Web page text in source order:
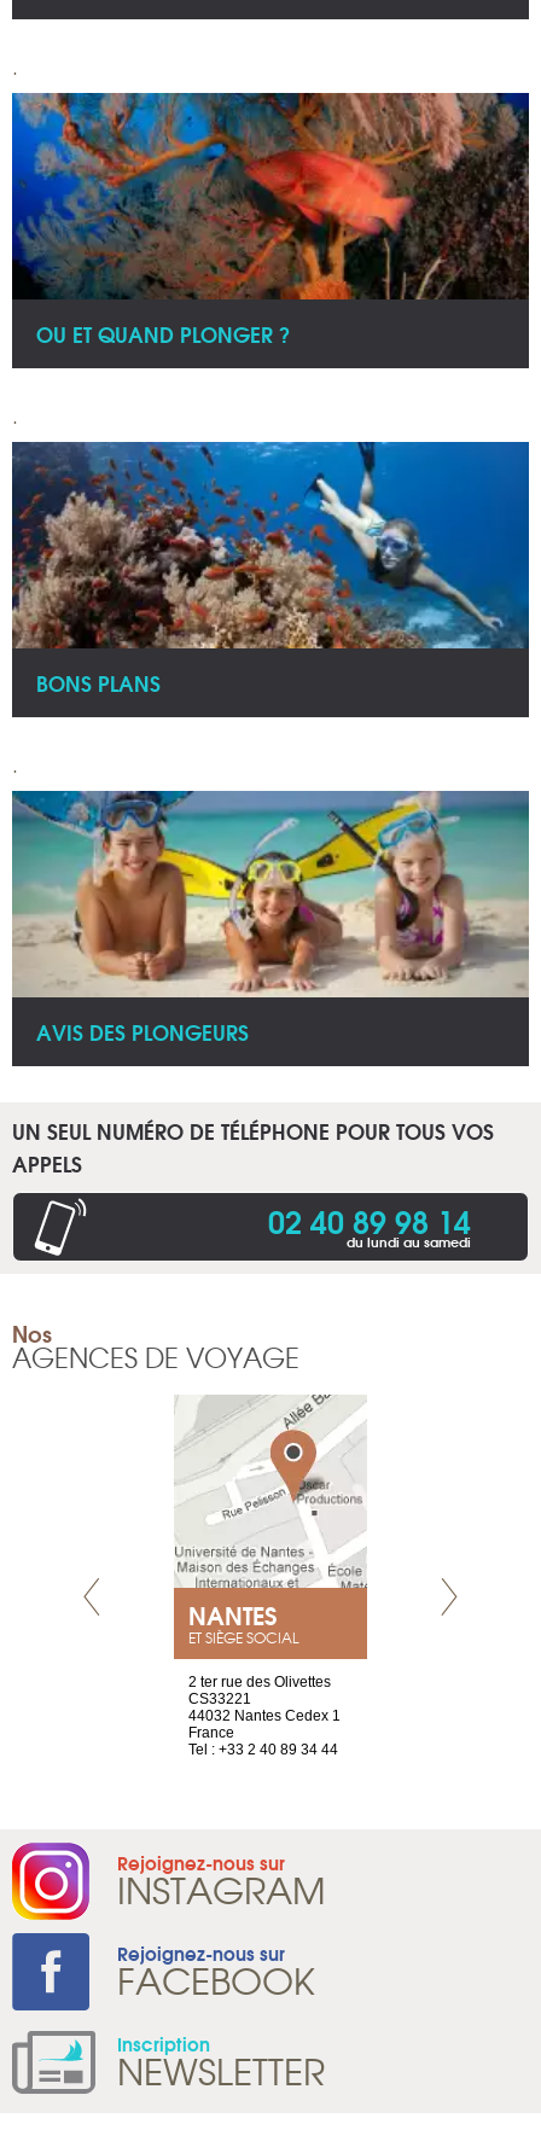
.
OU ET QUAND PLONGER ?
.
BONS PLANS
.
AVIS DES PLONGEURS
UN SEUL NUMÉRO DE TÉLÉPHONE POUR TOUS VOS
APPELS
02 40 89 98 14
du lundi au samedi
Nos
AGENCES DE VOYAGE
NANTES
ET SIÈGE SOCIAL
2 ter rue des Olivettes
CS33221
44032 Nantes Cedex 1
France
Tel : +33 2 40 89 34 44
Rejoignez-nous sur
INSTAGRAM
Rejoignez-nous sur
FACEBOOK
Inscription
NEWSLETTER